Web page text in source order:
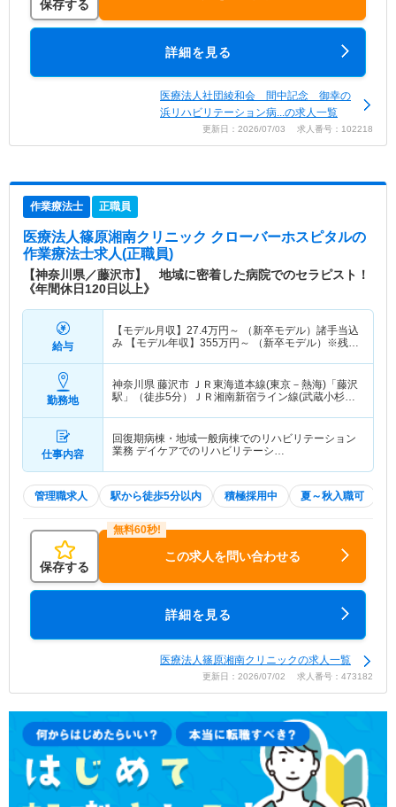
保存する
詳細を見る
医療法人社団綾和会 間中記念 御幸の
浜リハビリテーション病...の求人一覧
更新日：2026/07/03 求人番号：102218
作業療法士 正職員
医療法人篠原湘南クリニック クローバーホスピタルの
作業療法士求人(正職員)
【神奈川県／藤沢市】 地域に密着した病院でのセラピスト！
《年間休日120日以上》
給与
【モデル月収】 27.4万円～
（新卒モデル）諸手当込
み 【モデル年収】 355万円～
（新卒モデル）※残業
勤務地
神奈川県 藤沢市
ＪＲ東海道本線(東京－熱海)「藤沢
駅」（徒歩5分）ＪＲ湘南新宿ライン線(武蔵小杉－
仕事内容
回復期病棟・地域一般病棟でのリハビリテーション
業務 デイケアでのリハビリテーシ…
管理職求人 駅から徒歩5分以内 積極採用中 夏～秋入職可
保存する
この求人を問い合わせる
詳細を見る
医療法人篠原湘南クリニックの求人一覧
更新日：2026/07/02 求人番号：473182